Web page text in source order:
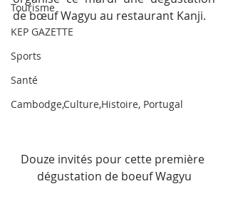
Tourisme
KEP GAZETTE
Sports
Santé
Cambodge,Culture,Histoire, Portugal
de bœuf Wagyu au restaurant Kanji.
Douze invités pour cette première
dégustation de boeuf Wagyu